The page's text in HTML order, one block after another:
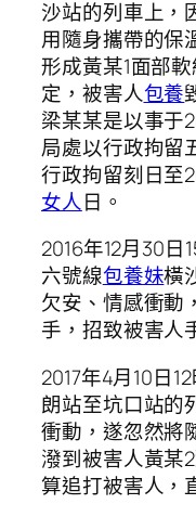
沙站的列車上，
用隨身攜帶的保
形成黃某1面部
定，被害人包養
梁某某是以事于
局處以行政拘留
行政拘留刻日至
女人日。
2016年12月30
六號線包養妹橫
欠安、情感衝動
手，招致被害人
2017年4月10日
朗站至坑口站的
衝動，遂忽然將
潑到被害人黃某
算追打被害人，